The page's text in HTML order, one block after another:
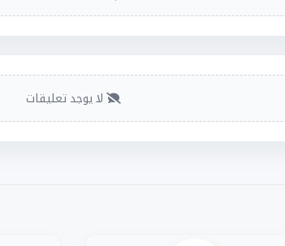
لا يوجد تعليقات